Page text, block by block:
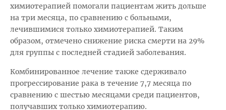
химиотерапией помогали пациентам жить дольше
на три месяца, по сравнению с больными,
лечившимися только химиотерапией. Таким
образом, отмечено снижение риска смерти на 29%
для группы с последней стадией заболевания.
Комбинированное лечение также сдерживало
прогрессирование рака в течение 7,7 месяца по
сравнению с шестью месяцами среди пациентов,
получавших только химиотерапию.